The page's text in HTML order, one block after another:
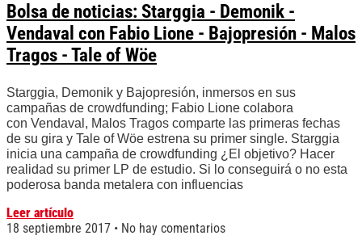
Bolsa de noticias: Starggia - Demonik -
Vendaval con Fabio Lione - Bajopresión - Malos
Tragos - Tale of Wöe
Starggia, Demonik y Bajopresión, inmersos en sus
campañas de crowdfunding; Fabio Lione colabora
con Vendaval, Malos Tragos comparte las primeras fechas
de su gira y Tale of Wöe estrena su primer single. Starggia
inicia una campaña de crowdfunding ¿El objetivo? Hacer
realidad su primer LP de estudio. Si lo conseguirá o no esta
poderosa banda metalera con influencias
Leer artículo
18 septiembre 2017
No hay comentarios